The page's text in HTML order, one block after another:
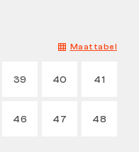
Maattabel
39 40 41
46 47 48